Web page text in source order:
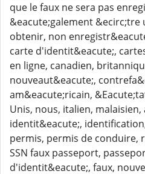
que le faux ne sera pas
&eacute;galement &ecirc;tre
obtenir, non
carte d'identit&eacute;,
en ligne, canadien,
nouveaut&eacute;,
am&eacute;ricain,
Unis, nous, italien,
identit&eacute;,
permis, permis de conduire,
SSN faux passeport,
d'identit&eacute;, faux,